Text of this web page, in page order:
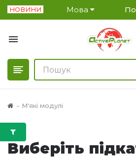
НОВИНИ Мова
М'які модулі
Виберіть